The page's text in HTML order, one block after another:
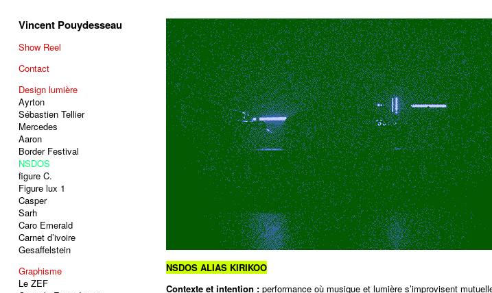
Vincent Pouydesseau
Show Reel
Contact
Design lumière
Ayrton
Sébastien Tellier
Mercedes
Aaron
Border Festival
NSDOS
figure C.
Figure lux 1
Casper
Sarh
Caro Emerald
Carnet d’ivoire
Gesaffelstein
Graphisme
Le ZEF
NSDOS ALIAS KIRIKOO
Contexte et intention : performance où musique et lumière s’improvisent